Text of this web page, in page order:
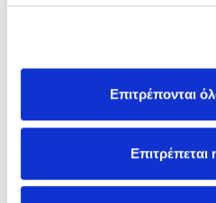
Επιτρέπονται
Επιτρέπεται
Freida McFadden
Κατρίνα Τσάνταλη
Lucinda Riley
Rebecca Yarros